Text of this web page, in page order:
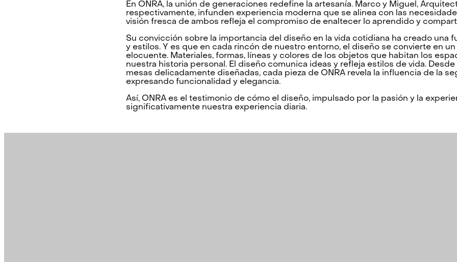
En ONRA, la unión de generaciones redefine la artesanía. Marco y Miguel,
respectivamente, infunden experiencia moderna que se alinea con las
visión fresca de ambos refleja el compromiso de enaltecer lo aprendido y
Su convicción sobre la importancia del diseño en la vida cotidiana ha creado una
y estilos. Y es que en cada rincón de nuestro entorno, el diseño se convierte en
elocuente. Materiales, formas, líneas y colores de los objetos que habitan los
nuestra historia personal. El diseño comunica ideas y refleja estilos de vida.
mesas delicadamente diseñadas, cada pieza de ONRA revela la influencia de la
expresando funcionalidad y elegancia.
Así, ONRA es el testimonio de cómo el diseño, impulsado por la pasión y la
significativamente nuestra experiencia diaria.